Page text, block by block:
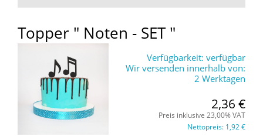
Topper " Noten - SET "
Verfügbarkeit: verfügbar
Wir versenden innerhalb von:
2 Werktagen
2,36 €
Preis inklusive 23,00% VAT
Nettopreis: 1,92 €